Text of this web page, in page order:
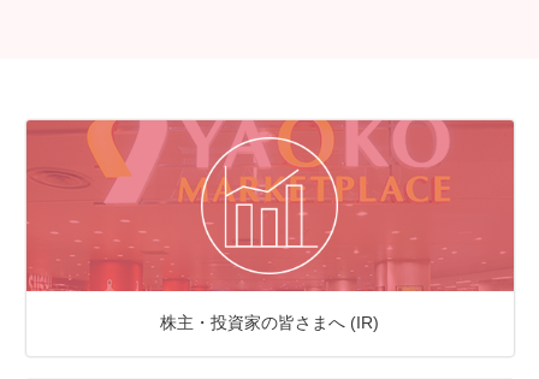
株主・投資家の皆さまへ (IR)